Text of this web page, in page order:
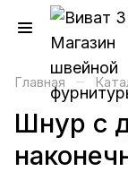
Главная –
Шнур с